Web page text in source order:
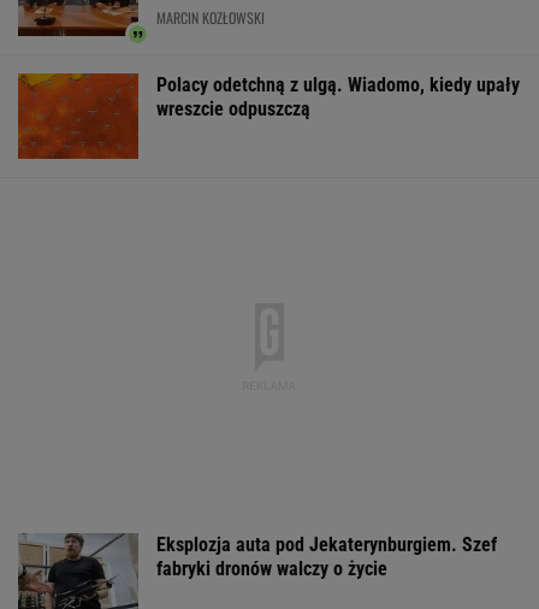
MARCIN KOZŁOWSKI
Polacy odetchną z ulgą. Wiadomo, kiedy upały
wreszcie odpuszczą
Eksplozja auta pod Jekaterynburgiem. Szef
fabryki dronów walczy o życie